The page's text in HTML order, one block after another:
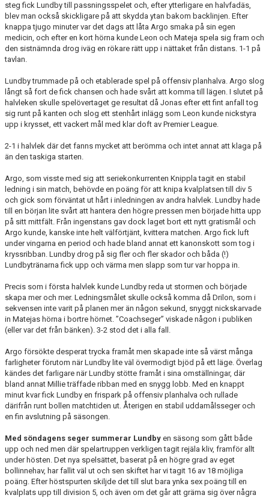
steg fick Lundby till passningsspelet och, efter ytterligare en halvfadäs,
blev man också skickligare på att skydda ytan bakom backlinjen. Efter
knappa tjugo minuter var det dags att låta Argo smaka på sin egen
medicin, och efter en kort hörna kunde Leon och Mateja spela sig fram och
den sistnämnda drog iväg en rökare rätt upp i nättaket från distans. 1-1 på
tavlan.
Lundby trummade på och etablerade spel på offensiv planhalva. Argo slog
långt så fort de fick chansen och hade svårt att komma till lägen. I slutet på
halvleken skulle spelövertaget ge resultat då Jonas efter ett fint anfall tog
sig runt på kanten och slog ett stenhårt inlägg som Leon kunde nickstyra
upp i krysset, ett vackert mål med klar doft av Premier League.
2-1 i halvlek där det fanns mycket att berömma och intet annat att klaga på
än den taskiga starten.
Argo, som visste med sig att seriekonkurrenten Knippla tagit en stabil
ledning i sin match, behövde en poäng för att knipa kvalplatsen till div 5
och gick som förväntat ut hårt i inledningen av andra halvlek. Lundby hade
till en början lite svårt att hantera den högre pressen men började hitta upp
på sitt mittfält. Från ingenstans gav dock laget bort ett nytt gratismål och
Argo kunde, kanske inte helt välförtjänt, kvittera matchen. Argo fick luft
under vingarna en period och hade bland annat ett kanonskott som tog i
kryssribban. Lundby drog på sig fler och fler skador och båda (!)
Lundbytränarna fick upp och värma men slapp som tur var hoppa in.
Precis som i första halvlek kunde Lundby reda ut stormen och började
skapa mer och mer. Ledningsmålet skulle också komma då Drilon, som i
sekvensen inte varit på planen mer än någon sekund, snyggt nickskarvade
in Matejas hörna i bortre hörnet. ”Coachseger” viskade någon i publiken
(eller var det från bänken). 3-2 stod det i alla fall.
Argo försökte desperat trycka framåt men skapade inte så värst många
farligheter förutom när Lundby lite väl övermodigt bjöd på ett läge. Överlag
kändes det farligare när Lundby stötte framåt i sina omställningar, där
bland annat Millie träffade ribban med en snygg lobb. Med en knappt
minut kvar fick Lundby en frispark på offensiv planhalva och rullade
därifrån runt bollen matchtiden ut. Återigen en stabil uddamålsseger och
en fin avslutning på säsongen.
Med söndagens seger summerar Lundby en säsong som gått både
upp och ned men där spelartruppen verkligen tagit rejäla kliv, framför allt
under hösten. Det nya spelsättet, baserat på en högre grad av eget
bollinnehav, har fallit väl ut och sen skiftet har vi tagit 16 av 18 möjliga
poäng. Efter höstspurten skiljde det till slut bara ynka sex poäng till en
kvalplats upp till division 5, och även om det går att gräma sig över några